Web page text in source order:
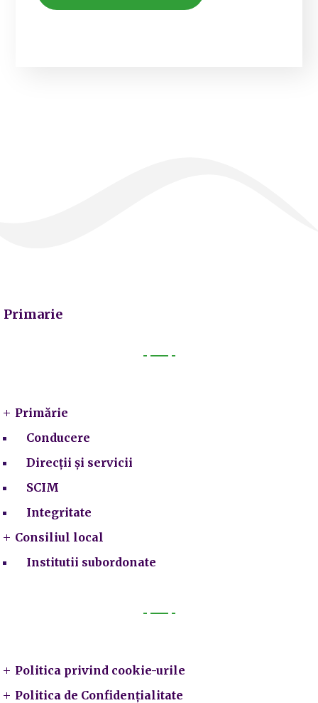
Primarie
Primărie
Conducere
Direcții și servicii
SCIM
Integritate
Consiliul local
Institutii subordonate
Politica privind cookie-urile
Politica de Confidențialitate